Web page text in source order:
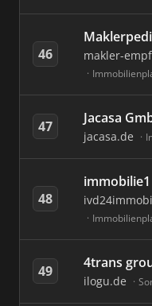
46 makler-
47 Jacasa
jacasa.de
48
immobilie1
49 4trans
ilogu.de